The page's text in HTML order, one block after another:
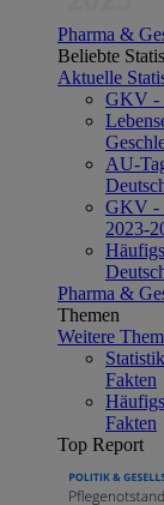
Pharma &
Beliebte
Aktuelle
GKV -
AU-
GKV -
2023-
Pharma &
Themen
Weitere
Fakten
Fakten
Top Report